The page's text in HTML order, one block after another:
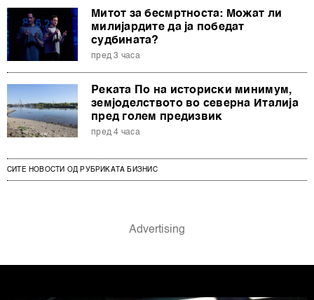
Митот за бесмртноста: Можат ли
милијардите да ја победат
судбината?
пред 3 часа
Реката По на историски минимум,
земјоделството во северна Италија
пред голем предизвик
пред 4 часа
СИТЕ НОВОСТИ ОД РУБРИКАТА БИЗНИС